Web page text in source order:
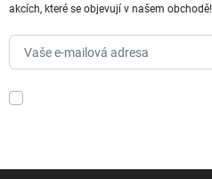
akcích, které se objevují v našem obchodě!